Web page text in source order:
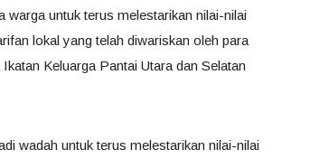
untuk terus melestarikan nilai-nilai
lokal yang telah diwariskan oleh para
Keluarga Pantai Utara dan Selatan
wadah untuk terus melestarikan nilai-nilai